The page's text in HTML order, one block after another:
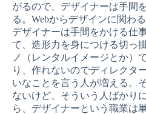
がるので、デザイナーは手間
る。Webからデザインに関わ
デザイナーは手間をかける仕
て、造形力を身につける切っ
ノ（レンタルイメージとか）
り、作れないのでディレクタ
いなことを言う人が増える。
ないけど、そういう人ばかり
ら、デザイナーという職業は